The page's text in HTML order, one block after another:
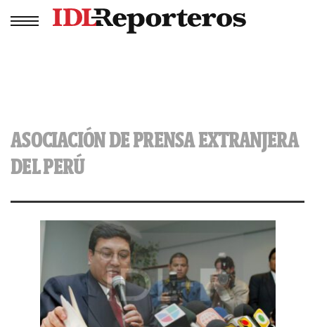
ASOCIACIÓN DE PRENSA EXTRANJERA
DEL PERÚ